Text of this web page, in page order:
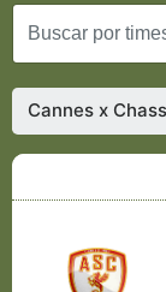
Cannes x